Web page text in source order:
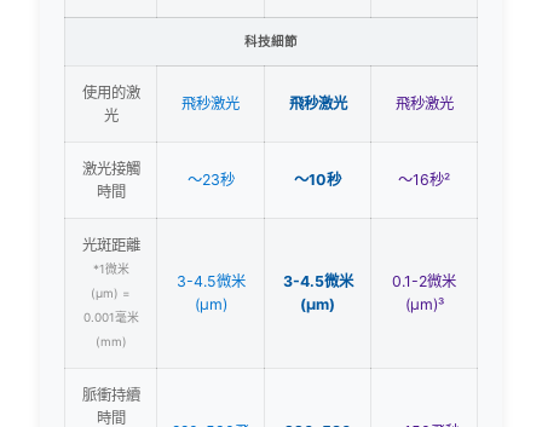
光斑距離
(μm) =
0.001毫米
(μm)
(μm)
(μm)³
脈衝持續
時間
*1飛秒(fs)
= 10^-15
220-580飛
220-580
〜150飛秒
脈衝能量